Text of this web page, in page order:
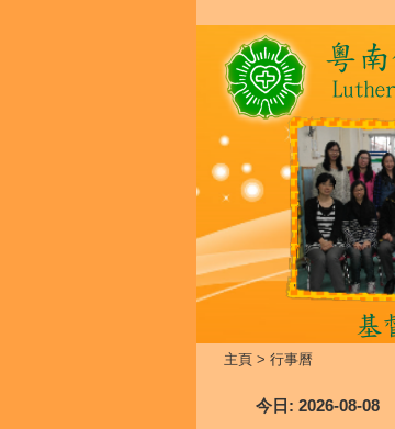
主頁> 行事曆
今日 : 2026-08-08